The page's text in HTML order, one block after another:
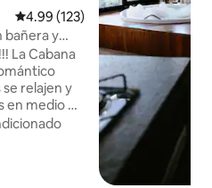
Calificación promedio: 4.99 de
4.99 (123)
bañera y
La Cabana
relajen y
medio de
m²,